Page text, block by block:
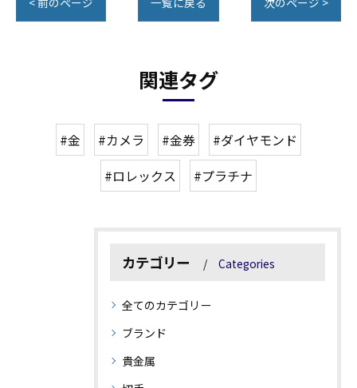
関連タグ
#金 #カメラ #金券
#ダイヤモンド
#ロレックス
#プラチナ
カテゴリー Categories
全てのカテゴリー
ブランド
貴金属